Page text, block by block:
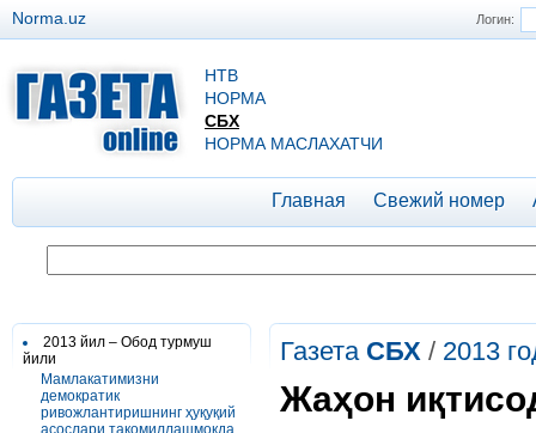
Логин:
Norma.uz
НТВ
НОРМА
СБХ
НОРМА МАСЛАХАТЧИ
Главная Свежий номер
2013 йил – Обод турмуш
йили
Мамлакатимизни
демократик
ривожлантиришнинг ҳуқуқий
асослари такомиллашмоқда
Газета СБХ / 2013
Жаҳон